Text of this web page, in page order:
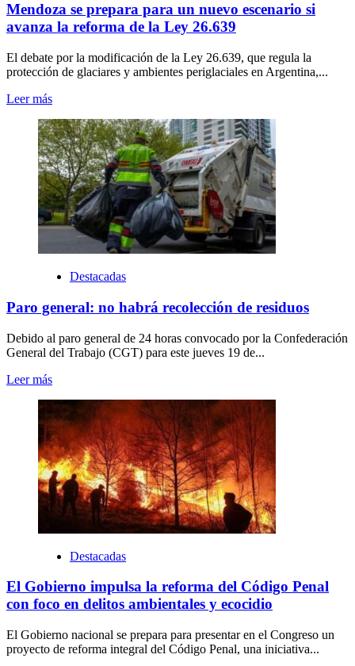
Mendoza se prepara para un nuevo escenario si
avanza la reforma de la Ley 26.639
El debate por la modificación de la Ley 26.639, que regula la
protección de glaciares y ambientes periglaciales en Argentina,...
Leer más
Destacadas
Paro general: no habrá recolección de residuos
Debido al paro general de 24 horas convocado por la Confederación
General del Trabajo (CGT) para este jueves 19 de...
Leer más
Destacadas
El Gobierno impulsa la reforma del Código Penal
con foco en delitos ambientales y ecocidio
El Gobierno nacional se prepara para presentar en el Congreso un
proyecto de reforma integral del Código Penal, una iniciativa...